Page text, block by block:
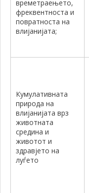
времетраењето,
фреквентноста и
повратноста на
влијанијата;
Кумулативната
природа на
влијанијата врз
животната
средина и
животот и
здравјето на
луѓето